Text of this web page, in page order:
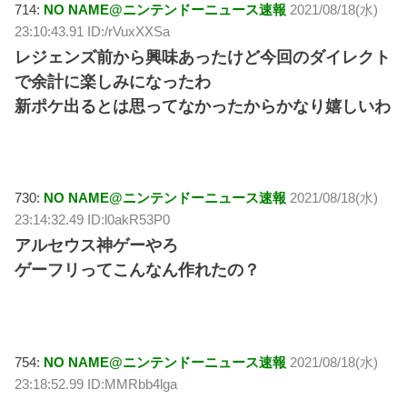
714: NO NAME@ニンテンドーニュース速報 2021/08/18(水)
23:10:43.91 ID:/rVuxXXSa
レジェンズ前から興味あったけど今回のダイレクト
で余計に楽しみになったわ
新ポケ出るとは思ってなかったからかなり嬉しいわ
730: NO NAME@ニンテンドーニュース速報 2021/08/18(水)
23:14:32.49 ID:l0akR53P0
アルセウス神ゲーやろ
ゲーフリってこんなん作れたの？
754: NO NAME@ニンテンドーニュース速報 2021/08/18(水)
23:18:52.99 ID:MMRbb4lga